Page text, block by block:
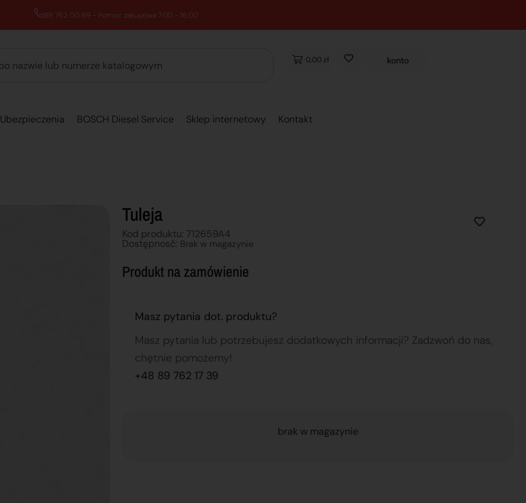
89 762 00 69 - Pomoc zakupowa 7:00 - 16:00
0,00 zł konto
Ubezpieczenia BOSCH Diesel Service Sklep internetowy Kontakt
Tuleja
Kod produktu: 712659A4
Dostępnosć: Brak w magazynie
Produkt na zamówienie
Masz pytania dot. produktu?
Masz pytania lub potrzebujesz dodatkowych informacji? Zadzwoń do nas,
chętnie pomożemy!
+48 89 762 17 39
brak w magazynie